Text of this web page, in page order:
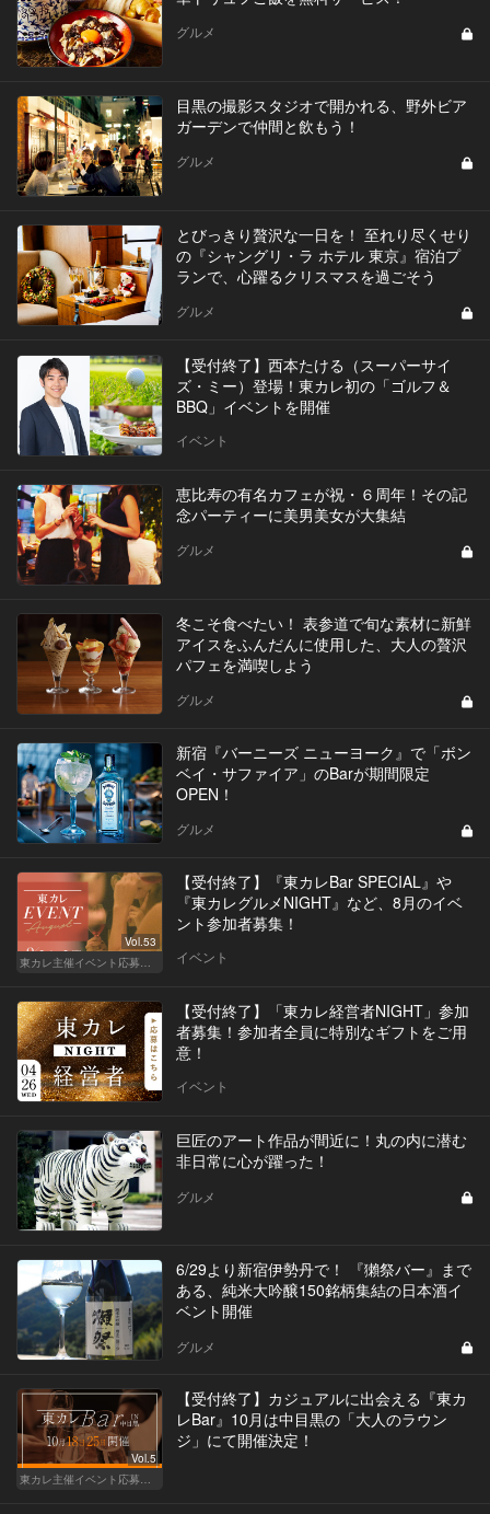
グルメ
目黒の撮影スタジオで開かれる、野外ビア
ガーデンで仲間と飲もう！
グルメ
とびっきり贅沢な一日を！ 至れり尽くせり
の『シャングリ・ラ ホテル 東京』宿泊プ
ランで、心躍るクリスマスを過ごそう
グルメ
【受付終了】西本たける（スーパーサイ
ズ・ミー）登場！東カレ初の「ゴルフ＆
BBQ」イベントを開催
イベント
恵比寿の有名カフェが祝・６周年！その記
念パーティーに美男美女が大集結
グルメ
冬こそ食べたい！ 表参道で旬な素材に新鮮
アイスをふんだんに使用した、大人の贅沢
パフェを満喫しよう
グルメ
新宿『バーニーズ ニューヨーク』で「ボン
ベイ・サファイア」のBarが期間限定
OPEN！
グルメ
Vol.53
【受付終了】『東カレBar SPECIAL』や
『東カレグルメNIGHT』など、8月のイベ
ント参加者募集！
イベント
【受付終了】「東カレ経営者NIGHT」参加
者募集！参加者全員に特別なギフトをご用
意！
イベント
巨匠のアート作品が間近に！丸の内に潜む
非日常に心が躍った！
グルメ
6/29より新宿伊勢丹で！ 『獺祭バー』まで
ある、純米大吟醸150銘柄集結の日本酒イ
ベント開催
グルメ
Vol.5
東カレ主催イベント応募詳細記事一覧
【受付終了】カジュアルに出会える『東カ
レBar』10月は中目黒の「大人のラウン
ジ」にて開催決定！